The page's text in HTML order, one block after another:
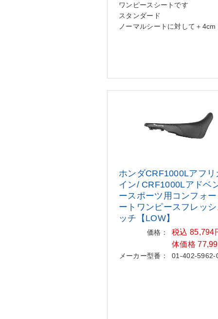
ワンピースシートです
スタンダード
ノーマルシートに対して＋4cm
ホンダCRF1000Lアフリ
イン/ CRF1000Lアドベ
ースポーツ用コ ンフォ
ートワンピースフレッ
ッチ【LOW】
価格：
税込 85,794
体価格
メーカー型番： 01-402-5962-